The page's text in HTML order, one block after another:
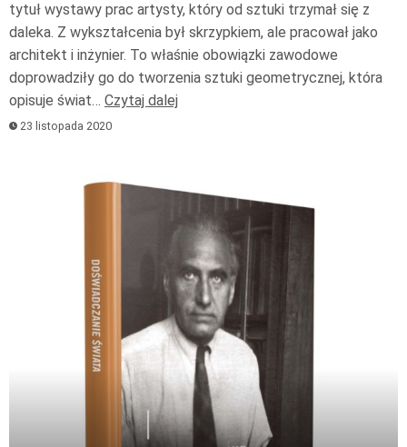
tytuł wystawy prac artysty, który od sztuki trzymał się z
daleka. Z wykształcenia był skrzypkiem, ale pracował jako
architekt i inżynier. To właśnie obowiązki zawodowe
doprowadziły go do tworzenia sztuki geometrycznej, która
opisuje świat… Czytaj dalej
23 listopada 2020
Odtwarzacz